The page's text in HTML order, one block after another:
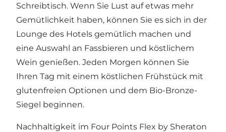
Schreibtisch. Wenn Sie Lust auf etwas mehr
Gemütlichkeit haben, können Sie es sich in der
Lounge des Hotels gemütlich machen und
eine Auswahl an Fassbieren und köstlichem
Wein genießen. Jeden Morgen können Sie
Ihren Tag mit einem köstlichen Frühstück mit
glutenfreien Optionen und dem Bio-Bronze-
Siegel beginnen.
Nachhaltigkeit im Four Points Flex by Sheraton